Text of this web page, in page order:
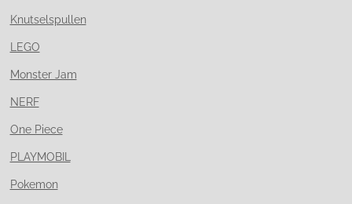
Knutselspullen
LEGO
Monster Jam
NERF
One Piece
PLAYMOBIL
Pokemon